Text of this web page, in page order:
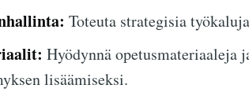
Toteuta strategisia
Hyödynnä opetusmateriaaleja
lisäämiseksi.